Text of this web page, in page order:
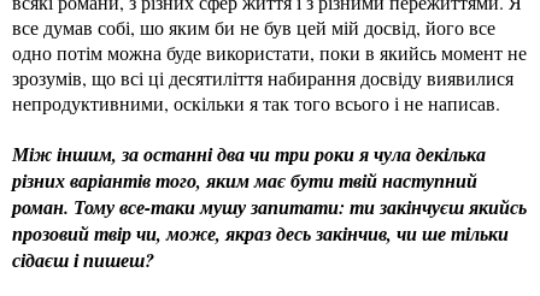
все думав собі, шо яким би не був цей мій досвід, його все
одно потім можна буде використати, поки в якийсь момент не
зрозумів, що всі ці десятиліття набирання досвіду виявилися
непродуктивними, оскільки я так того всього і не написав.
Між іншим, за останні два чи три роки я чула декілька
різних варіантів того, яким має бути твій наступний
роман. Тому все-таки мушу запитати: ти закінчуєш якийсь
прозовий твір чи, може, якраз десь закінчив, чи ше тільки
сідаєш і пишеш?